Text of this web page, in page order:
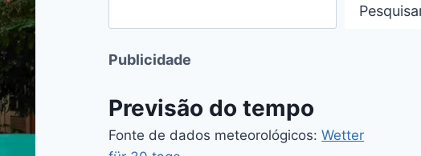
Publicidade
Previsão do tempo
Fonte de dados meteorológicos:Wetter